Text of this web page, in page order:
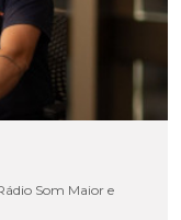
Som Maior e